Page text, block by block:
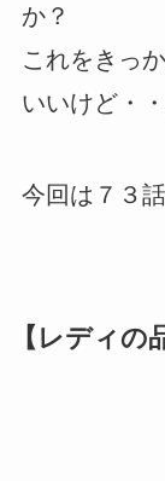
か？
これをきっ
いいけど・・
今回は７３
【レディの